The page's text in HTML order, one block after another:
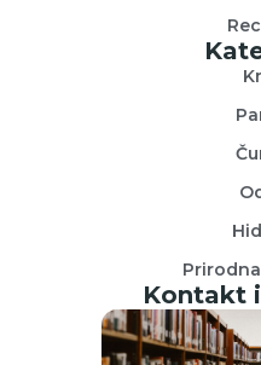
Kontakt